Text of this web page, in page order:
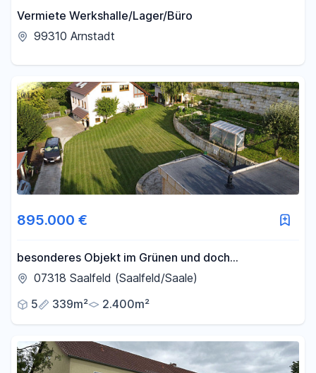
Vermiete Werkshalle/Lager/Büro
99310 Arnstadt
895.000 €
besonderes Objekt im Grünen und doch
zentrumsnah
07318 Saalfeld (Saalfeld/Saale)
5
339m² 2.400m²